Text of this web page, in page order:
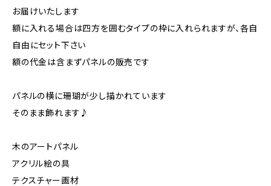
お届けいたします
額に入れる場合は四方を囲むタイプの枠に入れられますが、各自
自由にセット下さい
額の代金は含まずパネルの販売です
パネルの横に珊瑚が少し描かれています
そのまま飾れます♪
木のアートパネル
アクリル絵の具
テクスチャー画材